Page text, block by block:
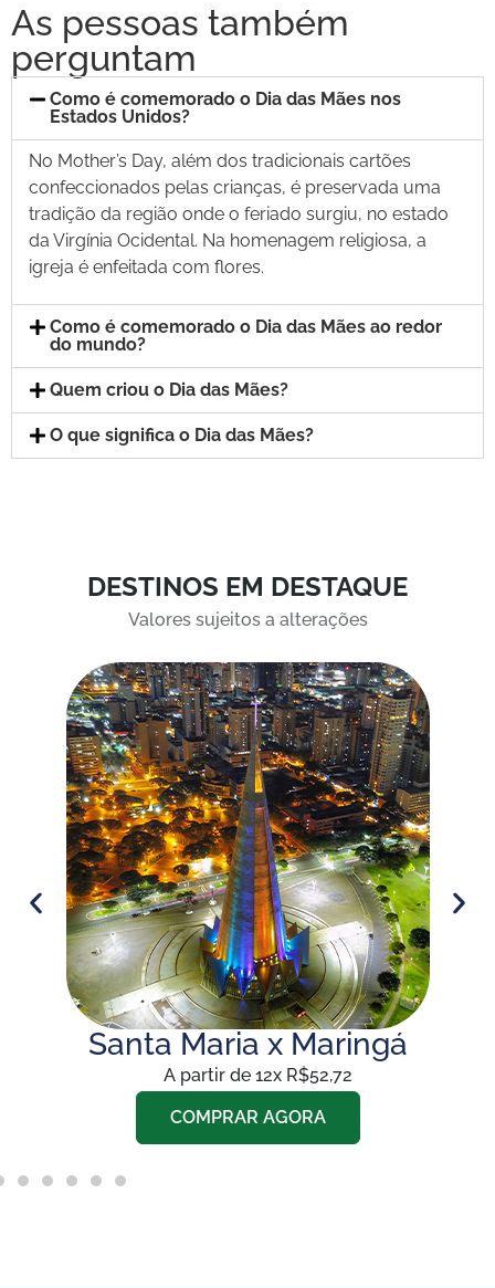
As pessoas também
perguntam
Como é comemorado o Dia das Mães nos
Estados Unidos?
No Mother’s Day, além dos tradicionais cartões
confeccionados pelas crianças, é preservada uma
tradição da região onde o feriado surgiu, no estado
da Virgínia Ocidental. Na homenagem religiosa, a
igreja é enfeitada com flores.
Como é comemorado o Dia das Mães ao redor
do mundo?
Quem criou o Dia das Mães?
O que significa o Dia das Mães?
DESTINOS EM DESTAQUE
Valores sujeitos a alterações
Santa Maria x Maringá
A partir de 12x R$52,72
COMPRAR AGORA